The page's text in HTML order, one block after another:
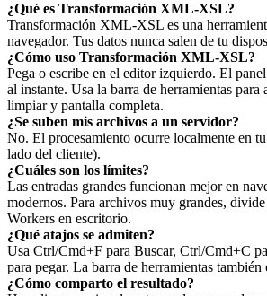
¿Qué es Transformación XML-XSL?
Transformación XML-XSL es una
navegador. Tus datos nunca salen de tu
¿Cómo uso Transformación XML-XSL?
Pega o escribe en el editor izquierdo. El
al instante. Usa la barra de herramientas para
limpiar y pantalla completa.
¿Se suben mis archivos a un servidor?
No. El procesamiento ocurre localmente en
lado del cliente).
¿Cuáles son los límites?
Las entradas grandes funcionan mejor en
modernos. Para archivos muy grandes,
Workers en escritorio.
¿Qué atajos se admiten?
Usa Ctrl/Cmd+F para Buscar, Ctrl/Cmd+C
para pegar. La barra de herramientas también
¿Cómo comparto el resultado?